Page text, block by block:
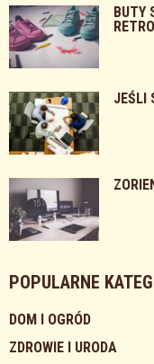
BUTY
JEŚLI
POPULARNE
DOM I OGRÓD
ZDROWIE I URODA